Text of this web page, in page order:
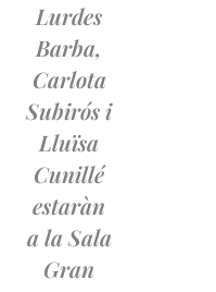
Lurdes
Barba,
Carlota
Subirós i
Lluïsa
Cunillé
estaràn
a la Sala
Gran